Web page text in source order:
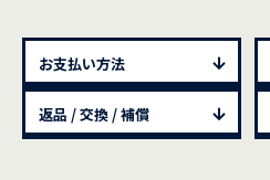
お支払い方法
返品 / 交換 / 補償